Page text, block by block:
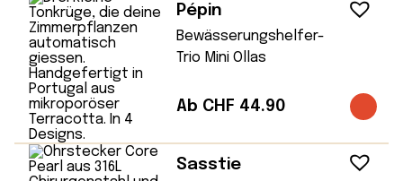
Pépin
Bewässerungshelfer-
Trio Mini Ollas
Ab CHF 44.90
Sasstie